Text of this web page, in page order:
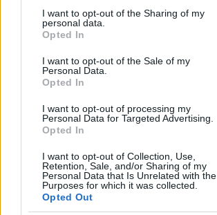
not limited to your visit or usage behaviour.
grant or deny consent to Google and its
use your data for below specified purposes
consent section.
I want to opt-out of the Sharing of my
personal data.
Opted In
I want to opt-out of the Sale of my
Personal Data.
Opted In
I want to opt-out of processing my
Personal Data for Targeted Advertising.
Opted In
I want to opt-out of Collection, Use,
Retention, Sale, and/or Sharing of my
Personal Data that Is Unrelated with the
Purposes for which it was collected.
Opted Out